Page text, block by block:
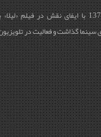
این‌ هنرمند در سال 1375 با ایفای نقش در
گذاشت و فعالیت در تلویزیون را از